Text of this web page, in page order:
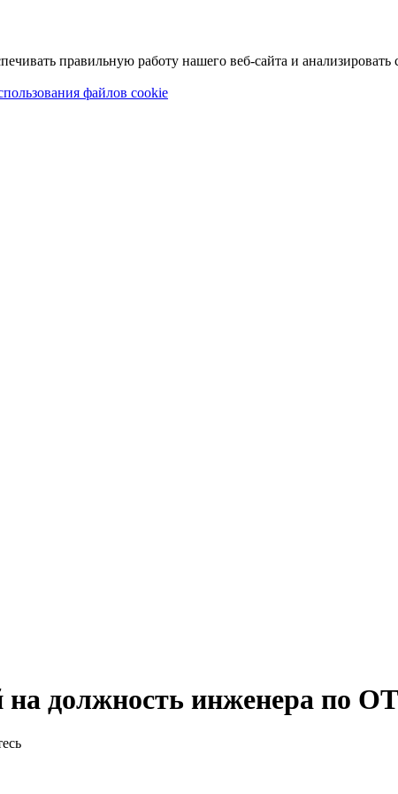
правильную работу нашего веб-сайта и анализировать
файлов cookie
на должность инженера по